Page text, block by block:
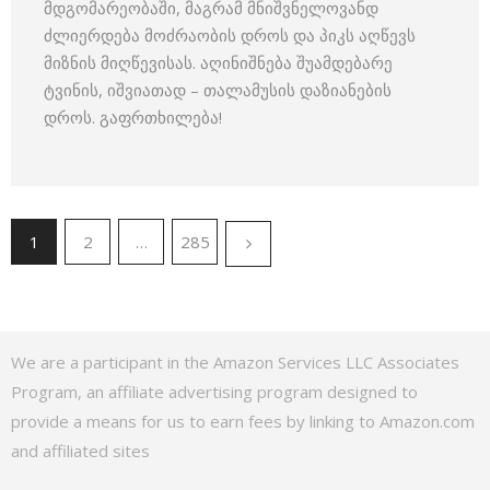
მდგომარეობაში, მაგრამ მნიშვნელოვანდ
ძლიერდება მოძრაობის დროს და პიკს აღწევს
მიზნის მიღწევისას. აღინიშნება შუამდებარე
ტვინის, იშვიათად – თალამუსის დაზიანების
დროს. გაფრთხილება!
1 2 … 285
We are a participant in the Amazon Services LLC Associates
Program, an affiliate advertising program designed to
provide a means for us to earn fees by linking to Amazon.com
and affiliated sites